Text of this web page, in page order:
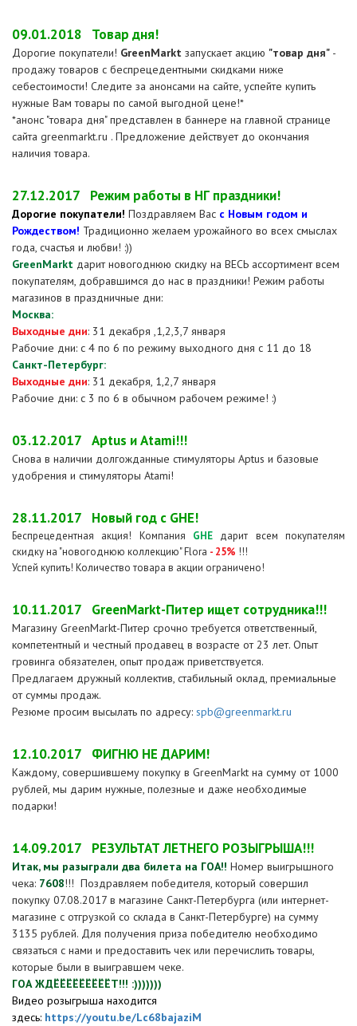
09.01.2018 Товар дня!
Дорогие покупатели! GreenMarkt запускает акцию "товар дня" -
продажу товаров с беспрецедентными скидками ниже
себестоимости! Следите за анонсами на сайте, успейте купить
нужные Вам товары по самой выгодной цене!*
*анонс "товара дня" представлен в баннере на главной странице
сайта greenmarkt.ru . Предложение действует до окончания
наличия товара.
27.12.2017 Режим работы в НГ праздники!
Дорогие покупатели! Поздравляем Вас с Новым годом и
Рождеством! Традиционно желаем урожайного во всех смыслах
года, счастья и любви! :))
GreenMarkt дарит новогоднюю скидку на ВЕСЬ ассортимент всем
покупателям, добравшимся до нас в праздники! Режим работы
магазинов в праздничные дни:
Москва:
Выходные дни: 31 декабря ,1,2,3,7 января
Рабочие дни: с 4 по 6 по режиму выходного дня с 11 до 18
Санкт-Петербург:
Выходные дни: 31 декабря, 1,2,7 января
Рабочие дни: с 3 по 6 в обычном рабочем режиме! :)
03.12.2017 Aptus и Atami!!!
Снова в наличии долгожданные стимуляторы Aptus и базовые
удобрения и стимуляторы Atami!
28.11.2017 Новый год с GHE!
Беспрецедентная акция! Компания GHE дарит всем покупателям
скидку на "новогоднюю коллекцию" Flora - 25% !!!
Успей купить! Количество товара в акции ограничено!
10.11.2017 GreenMarkt-Питер ищет сотрудника!!!
Магазину GreenMarkt-Питер срочно требуется ответственный,
компетентный и честный продавец в возрасте от 23 лет. Опыт
гровинга обязателен, опыт продаж приветствуется.
Предлагаем дружный коллектив, стабильный оклад, премиальные
от суммы продаж.
Резюме просим высылать по адресу: spb@greenmarkt.ru
12.10.2017 ФИГНЮ НЕ ДАРИМ!
Каждому, совершившему покупку в GreenMarkt на сумму от 1000
рублей, мы дарим нужные, полезные и даже необходимые
подарки!
14.09.2017 РЕЗУЛЬТАТ ЛЕТНЕГО РОЗЫГРЫША!!!
Итак, мы разыграли два билета на ГОА!! Номер выигрышного
чека: 7608!!! Поздравляем победителя, который совершил
покупку 07.08.2017 в магазине Санкт-Петербурга (или интернет-
магазине с отгрузкой со склада в Санкт-Петербурге) на сумму
3135 рублей. Для получения приза победителю необходимо
связаться с нами и предоставить чек или перечислить товары,
которые были в выигравшем чеке.
ГОА ЖДЁЁЁЁЁЁЁЁЁТ!!! :)))))))
Видео розыгрыша находится
здесь: https://youtu.be/Lc68bajaziM